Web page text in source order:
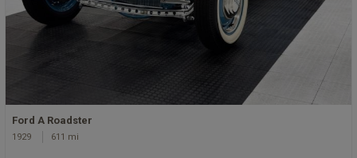
Ford A Roadster
1929 611 mi